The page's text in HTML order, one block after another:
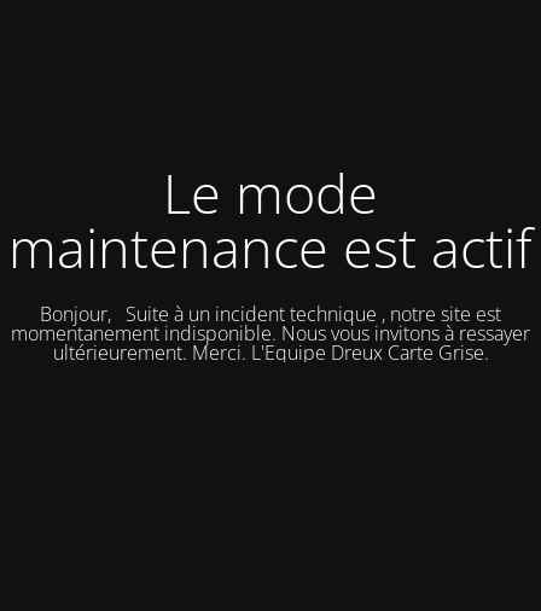
Le mode
maintenance est actif
Bonjour, Suite à un incident technique , notre site est
momentanement indisponible. Nous vous invitons à ressayer
ultérieurement. Merci. L'Equipe Dreux Carte Grise.